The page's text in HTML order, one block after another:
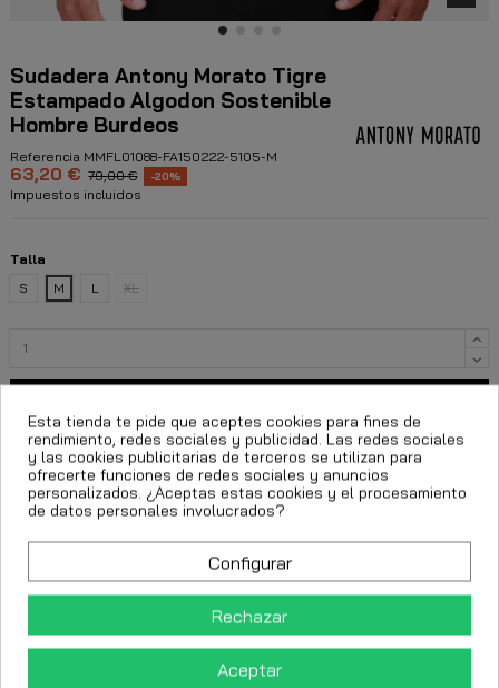
Sudadera Antony Morato Tigre
Estampado Algodon Sostenible
Hombre Burdeos
Referencia MMFL01088-FA150222-5105-M
63,20 € 79,00 € -20%
Impuestos incluidos
Talla
S
M L XL
FECHA ESTIMADA DE ENTREGA:
CttExpress 24/48h -Lunes 10 Agosto, 2026
Esta tienda te pide que aceptes cookies para fines de
rendimiento, redes sociales y publicidad. Las redes sociales
y las cookies publicitarias de terceros se utilizan para
ofrecerte funciones de redes sociales y anuncios
personalizados. ¿Aceptas estas cookies y el procesamiento
de datos personales involucrados?
Configurar
Rechazar
Aceptar